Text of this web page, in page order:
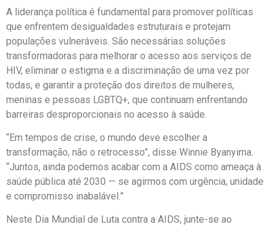
A liderança política é fundamental para promover políticas
que enfrentem desigualdades estruturais e protejam
populações vulneráveis. São necessárias soluções
transformadoras para melhorar o acesso aos serviços de
HIV, eliminar o estigma e a discriminação de uma vez por
todas, e garantir a proteção dos direitos de mulheres,
meninas e pessoas LGBTQ+, que continuam enfrentando
barreiras desproporcionais no acesso à saúde.
“Em tempos de crise, o mundo deve escolher a
transformação, não o retrocesso”, disse Winnie Byanyima.
“Juntos, ainda podemos acabar com a AIDS como ameaça à
saúde pública até 2030 — se agirmos com urgência, unidade
e compromisso inabalável.”
Neste Dia Mundial de Luta contra a AIDS, junte-se ao